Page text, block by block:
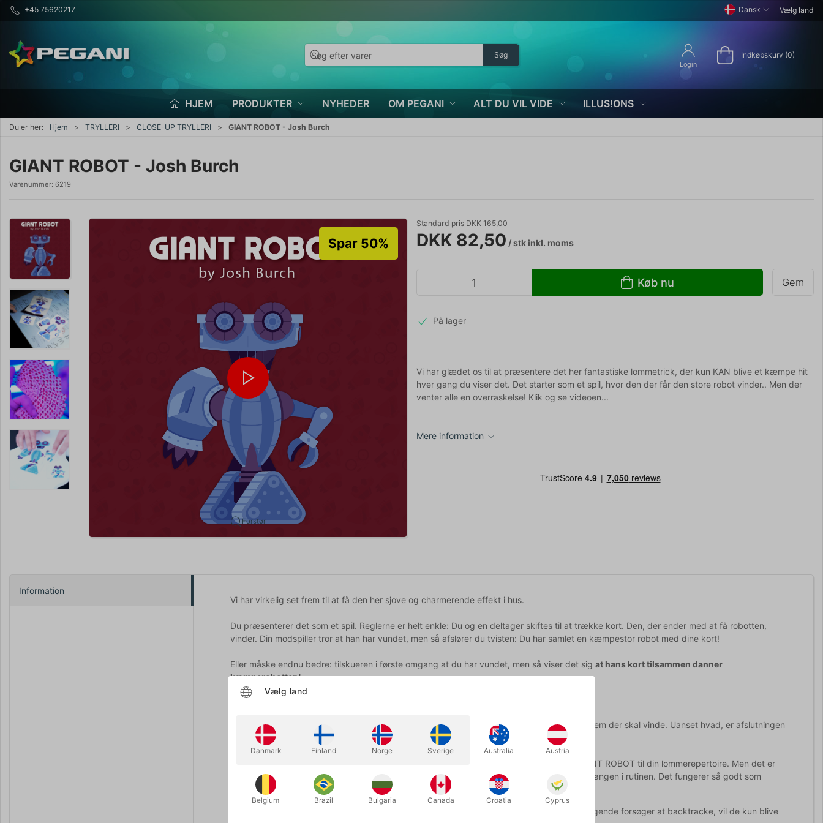
+45 75620217 Dansk Vælg land
Søg
Login
Indkøbskurv (0)
HJEM PRODUKTER NYHEDER OM PEGANI ALT DU VIL VIDE ILLUS!ONS
Du er her: Hjem TRYLLERI CLOSE-UP TRYLLERI GIANT ROBOT - Josh Burch
GIANT ROBOT - Josh Burch
Varenummer: 6219
Forstør
Spar 50%
Standard pris DKK 165,00
DKK 82,50 / stkinkl. moms
Køb nu Gem
På lager
Vi har glædet os til at præsentere det her fantastiske lommetrick, der kun KAN blive et kæmpe hit
hver gang du viser det. Det starter som et spil, hvor den der får den store robot vinder.. Men der
venter alle en overraskelse! Klik og se videoen...
Mere information
Information
Vi har virkelig set frem til at få den her sjove og charmerende effekt i hus.
Du præsenterer det som et spil. Reglerne er helt enkle: Du og en deltager skiftes til at trække kort. Den, der ender med at få robotten,
vinder. Din modspiller tror at han har vundet, men så afslører du tvisten: Du har samlet en kæmpestor robot med dine kort!
Eller måske endnu bedre: tilskueren i første omgang at du har vundet, men så viser det sig at hans kort tilsammen danner
kæmperobotten!
Tilskueren har fornemmelsen af at have fuld kontrol, men du kan frit vælge i situationen, hvem der skal vinde. Uanset hvad, er afslutningen
altid uventet og med gode reaktioner til følge.
Hvis du er professionel eller har mange års trylleanciennitet, kan du umiddelbart tilføje GIANT ROBOT til din lommerepertoire. Men det er
intet svært overhovedet, så selv om du er begynder, vil det ikke tage dig lang tid at lære gangen i rutinen. Det fungerer så godt som
automatisk, så du kan fokusere på at underholde dit publikum.
Hemmeligheden er snedig og bygger på "The Ten Card Poker Deal" og hvis nogen efterfølgende forsøger at backtracke, vil de kun blive
Vælg land
Danmark Finland Norge Sverige Australia Austria
Belgium Brazil Bulgaria Canada Croatia Cyprus